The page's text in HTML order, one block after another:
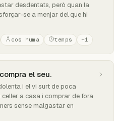
desdentats, però quan la
se a menjar del que hi
cos huma temps +1
el seu.
i el vi surt de poca
a casa i comprar de fora
sense malgastar en